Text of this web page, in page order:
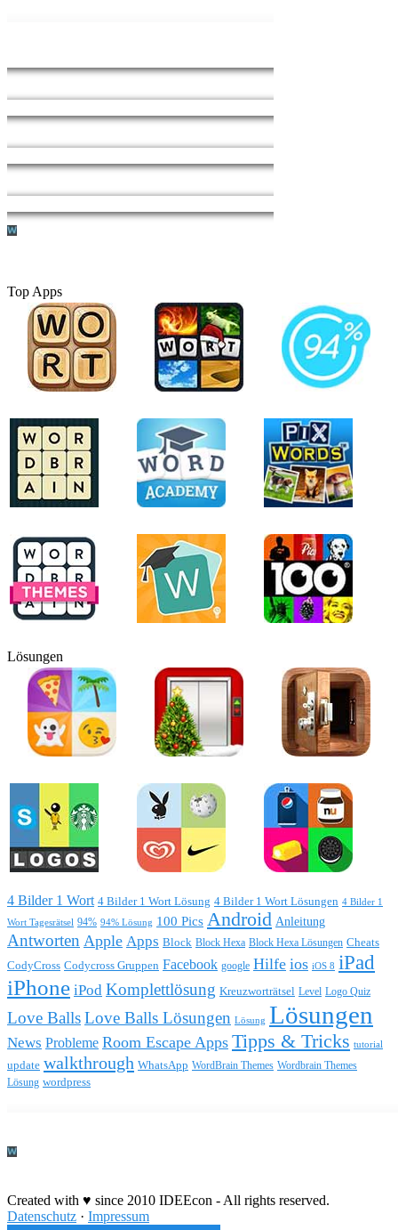
Top Apps
Lösungen
4 Bilder 1 Wort 4 Bilder 1 Wort Lösung 4 Bilder 1 Wort Lösungen 4 Bilder 1
Wort Tagesrätsel 94% 94% Lösung 100 Pics Android Anleitung
Antworten Apple Apps Block Block Hexa Block Hexa Lösungen Cheats
CodyCross Codycross Gruppen Facebook google Hilfe ios iOS 8 iPad
iPhone iPod Komplettlösung Kreuzworträtsel Level Logo Quiz
Love BallsLove Balls Lösungen Lösung Lösungen
News Probleme Room Escape Apps Tipps & Tricks tutorial
update walkthrough WhatsApp WordBrain Themes Wordbrain Themes
Lösung wordpress
Created with ♥ since 2010 IDEEcon - All rights reserved.
Datenschutz · Impressum